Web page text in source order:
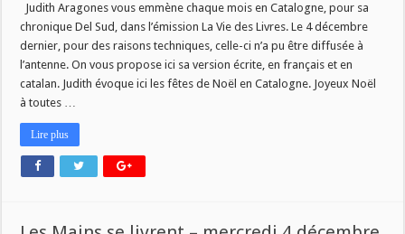
Judith Aragones vous emmène chaque mois en Catalogne, pour sa
chronique Del Sud, dans l’émission La Vie des Livres. Le 4 décembre
dernier, pour des raisons techniques, celle-ci n’a pu être diffusée à
l’antenne. On vous propose ici sa version écrite, en français et en
catalan. Judith évoque ici les fêtes de Noël en Catalogne. Joyeux Noël
à toutes …
Lire plus